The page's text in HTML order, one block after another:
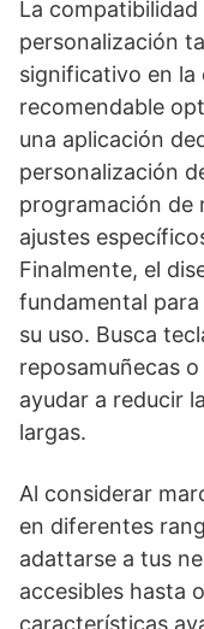
La
personalización
significativo en la
recomendable
una aplicación
personalización
programación de
ajustes
Finalmente, el
fundamental
su uso. Busca
reposamuñecas
ayudar a reducir
largas.
Al considerar
en diferentes
adattarse a tus
accesibles hasta
características